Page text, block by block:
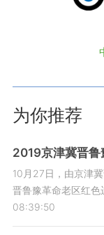
为你推荐
2019京津冀晋鲁
10月27日，由京津
晋鲁豫革命老区红色
08:39:50